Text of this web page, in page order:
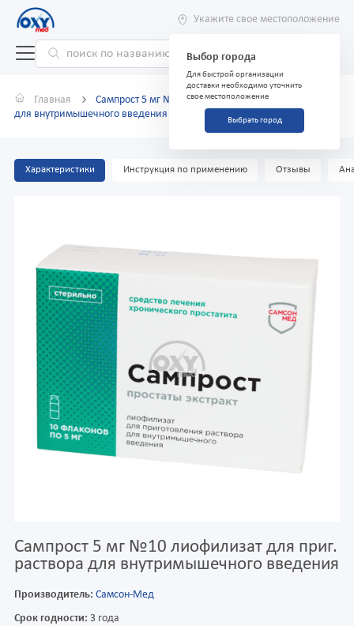
Укажите свое местоположение
Выбор города
Для быстрой организации
доставки необходимо уточнить
свое местоположение
Выбрать город
Главная
Сампрост 5 мг №10 лиофилизат для приг. раствора
для внутримышечного введения
Характеристики Инструкция по применению Отзывы
Сампрост 5 мг №10 лиофилизат для приг.
раствора для внутримышечного введения
Производитель: Самсон-Мед
Срок годности: 3 года